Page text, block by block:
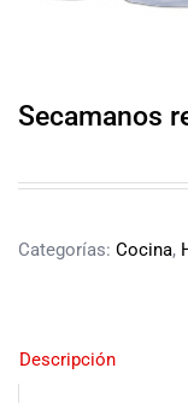
Secamanos
Categorías: Cocina,
Descripción